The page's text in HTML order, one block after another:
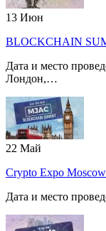
13 Июн
BLOCKCHAIN
Дата и место
Лондон,…
22 Май
Crypto Expo Moscow
Дата и место